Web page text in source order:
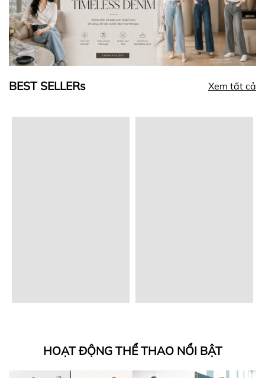
BEST SELLERs Xem tất cả
HOẠT ĐỘNG THỂ THAO NỔI BẬT